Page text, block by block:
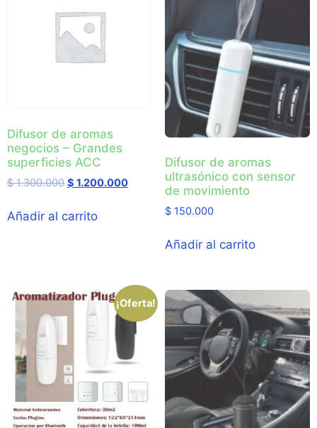
Difusor de aromas
negocios – Grandes
superficies ACC
$1.300.000 $ 1.200.000
Añadir al carrito
Difusor de aromas
ultrasónico con sensor
de movimiento
$150.000
Añadir al carrito
¡Oferta!